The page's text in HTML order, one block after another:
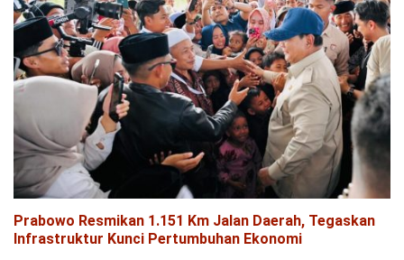
Prabowo Resmikan 1.151 Km Jalan Daerah, Tegaskan
Infrastruktur Kunci Pertumbuhan Ekonomi